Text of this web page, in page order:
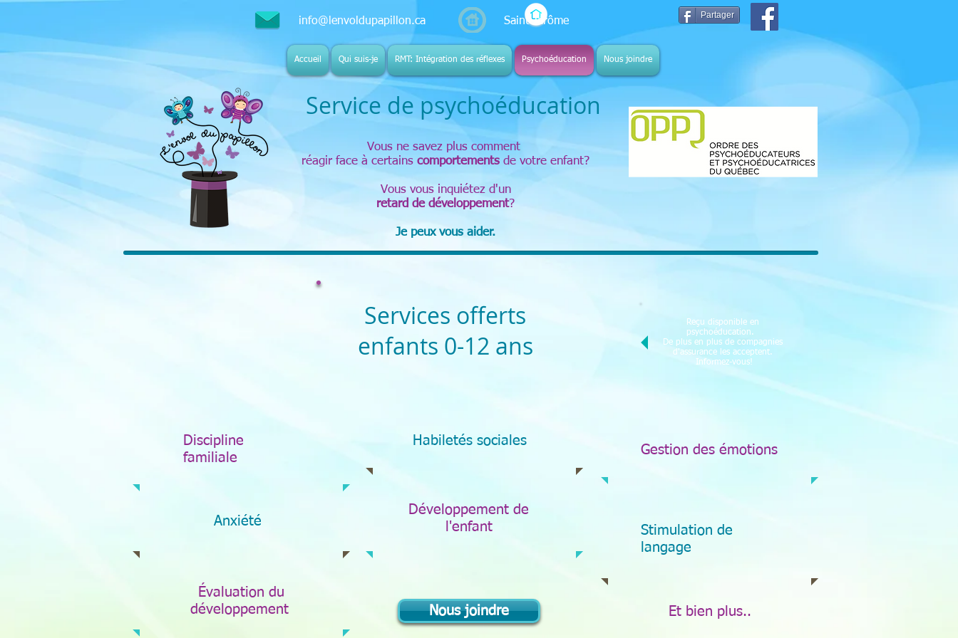
Accueil Qui suis-je RMT: Intégration des réflexes Psychoéducation Nous joindre
Service de psychoéducation
Vous ne savez plus comment
réagir face à certains comportements de votre enfant?
Vous vous inquiétez d'un
retard de développement?
Je peux vous aider.
Services offerts
enfants 0-12 ans
Reçu disponible en
psychoéducation.
De plus en plus de compagnies
d'assurance les acceptent.
Informez-vous!
Discipline
familiale
Anxiété
Évaluation du
développement
Habiletés sociales
Développement de
l'enfant
Nous joindre
Gestion des émotions
Stimulation de
langage
Et bien plus..
info@lenvoldupapillon.ca Saint-Jérôme
Partager